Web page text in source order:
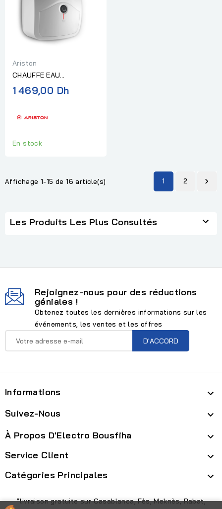
Ariston
CHAUFFE EAU
ELECTRIQUE ARISTON
ANDRIS 30L PL "sans
1 469,00 Dh
En stock
Affichage 1-15 de 16 article(s) 1 2 
Les Produits Les Plus Consultés 
Rejoignez-nous pour des réductions
géniales !
Obtenez toutes les dernières informations sur les
événements, les ventes et les offres
Informations 
Suivez-Nous 
À Propos D'Electro Bousfiha 
Service Client 
Catégories Principales 
*livraison gratuite sur Casablanca, Fès, Meknès, Rabat,